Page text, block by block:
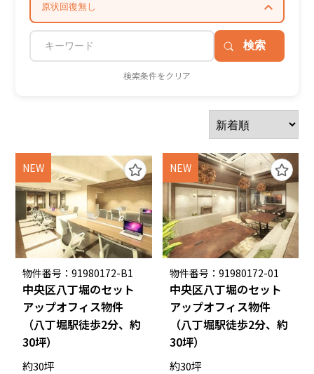
原状回復無し
検索条件をクリア
NEW
物件番号：91980172-B1
中央区八丁堀のセット
アップオフィス物件
（八丁堀駅徒歩2分、約
30坪）
約30坪
NEW
物件番号：91980172-01
中央区八丁堀のセット
アップオフィス物件
（八丁堀駅徒歩2分、約
30坪）
約30坪